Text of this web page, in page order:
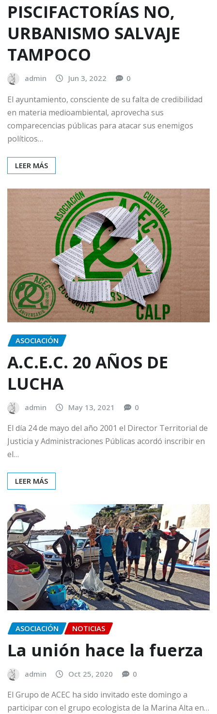
PISCIFACTORÍAS NO,
URBANISMO SALVAJE
TAMPOCO
admin Jun 3, 2022 0
El ayuntamiento, consciente de su falta de credibilidad
en materia medioambiental, aprovecha sus
comparecencias públicas para atacar sus enemigos
políticos…
LEER MÁS
ASOCIACIÓN
A.C.E.C. 20 AÑOS DE
LUCHA
admin May 13, 2021 0
El día 24 de mayo del año 2001 el Director Territorial de
Justicia y Administraciones Públicas acordó inscribir en
el…
LEER MÁS
ASOCIACIÓN NOTICIAS
La unión hace la fuerza
admin Oct 25, 2020 0
El Grupo de ACEC ha sido invitado este domingo a
participar con el grupo ecologista de la Marina Alta en…